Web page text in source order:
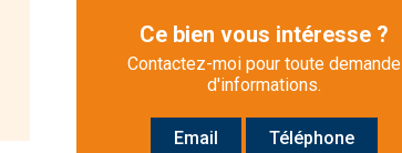
Ce bien vous intéresse ?
Contactez-moi pour toute demande
d'informations.
Email Téléphone